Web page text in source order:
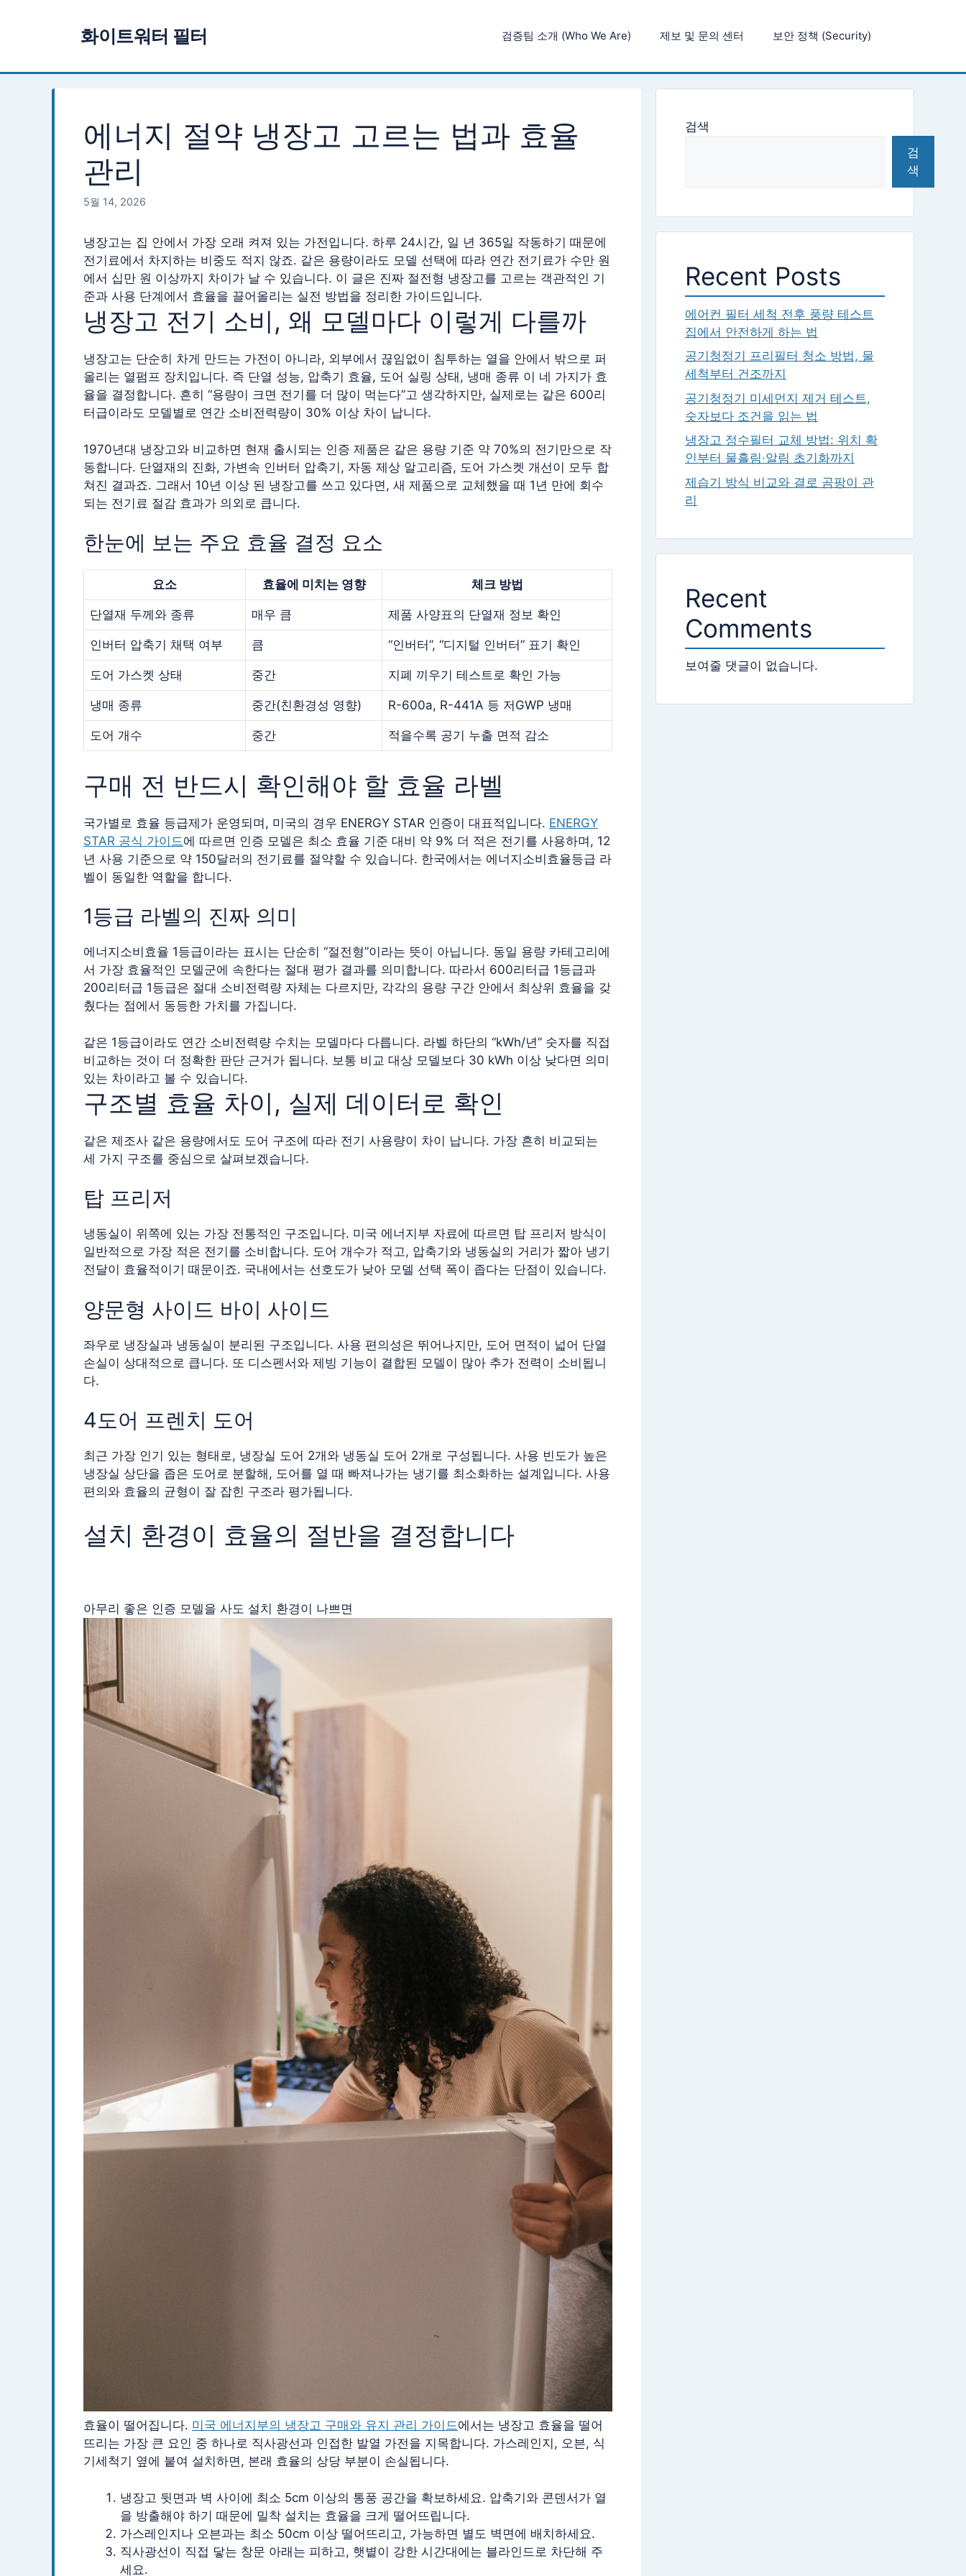
화이트워터 필터 검증팀 소개 (Who We Are) 제보 및 문의 센터 보안 정책 (Security)
에너지 절약 냉장고 고르는 법과 효율
관리
5월 14, 2026
냉장고는 집 안에서 가장 오래 켜져 있는 가전입니다. 하루 24시간, 일 년 365일 작동하기 때문에
전기료에서 차지하는 비중도 적지 않죠. 같은 용량이라도 모델 선택에 따라 연간 전기료가 수만 원
에서 십만 원 이상까지 차이가 날 수 있습니다. 이 글은 진짜 절전형 냉장고를 고르는 객관적인 기
준과 사용 단계에서 효율을 끌어올리는 실전 방법을 정리한 가이드입니다.
냉장고 전기 소비, 왜 모델마다 이렇게 다를까
냉장고는 단순히 차게 만드는 가전이 아니라, 외부에서 끊임없이 침투하는 열을 안에서 밖으로 퍼
올리는 열펌프 장치입니다. 즉 단열 성능, 압축기 효율, 도어 실링 상태, 냉매 종류 이 네 가지가 효
율을 결정합니다. 흔히 “용량이 크면 전기를 더 많이 먹는다”고 생각하지만, 실제로는 같은 600리
터급이라도 모델별로 연간 소비전력량이 30% 이상 차이 납니다.
1970년대 냉장고와 비교하면 현재 출시되는 인증 제품은 같은 용량 기준 약 70%의 전기만으로 작
동합니다. 단열재의 진화, 가변속 인버터 압축기, 자동 제상 알고리즘, 도어 가스켓 개선이 모두 합
쳐진 결과죠. 그래서 10년 이상 된 냉장고를 쓰고 있다면, 새 제품으로 교체했을 때 1년 만에 회수
되는 전기료 절감 효과가 의외로 큽니다.
한눈에 보는 주요 효율 결정 요소
요소 효율에 미치는 영향 체크 방법
단열재 두께와 종류 매우 큼 제품 사양표의 단열재 정보 확인
인버터 압축기 채택 여부 큼 “인버터”, “디지털 인버터” 표기 확인
도어 가스켓 상태 중간 지폐 끼우기 테스트로 확인 가능
냉매 종류 중간(친환경성 영향) R-600a, R-441A 등 저GWP 냉매
도어 개수 중간 적을수록 공기 누출 면적 감소
구매 전 반드시 확인해야 할 효율 라벨
국가별로 효율 등급제가 운영되며, 미국의 경우 ENERGY STAR 인증이 대표적입니다. ENERGY
STAR 공식 가이드에 따르면 인증 모델은 최소 효율 기준 대비 약 9% 더 적은 전기를 사용하며, 12
년 사용 기준으로 약 150달러의 전기료를 절약할 수 있습니다. 한국에서는 에너지소비효율등급 라
벨이 동일한 역할을 합니다.
1등급 라벨의 진짜 의미
에너지소비효율 1등급이라는 표시는 단순히 “절전형”이라는 뜻이 아닙니다. 동일 용량 카테고리에
서 가장 효율적인 모델군에 속한다는 절대 평가 결과를 의미합니다. 따라서 600리터급 1등급과
200리터급 1등급은 절대 소비전력량 자체는 다르지만, 각각의 용량 구간 안에서 최상위 효율을 갖
췄다는 점에서 동등한 가치를 가집니다.
같은 1등급이라도 연간 소비전력량 수치는 모델마다 다릅니다. 라벨 하단의 “kWh/년” 숫자를 직접
비교하는 것이 더 정확한 판단 근거가 됩니다. 보통 비교 대상 모델보다 30 kWh 이상 낮다면 의미
있는 차이라고 볼 수 있습니다.
구조별 효율 차이, 실제 데이터로 확인
같은 제조사 같은 용량에서도 도어 구조에 따라 전기 사용량이 차이 납니다. 가장 흔히 비교되는
세 가지 구조를 중심으로 살펴보겠습니다.
탑 프리저
냉동실이 위쪽에 있는 가장 전통적인 구조입니다. 미국 에너지부 자료에 따르면 탑 프리저 방식이
일반적으로 가장 적은 전기를 소비합니다. 도어 개수가 적고, 압축기와 냉동실의 거리가 짧아 냉기
전달이 효율적이기 때문이죠. 국내에서는 선호도가 낮아 모델 선택 폭이 좁다는 단점이 있습니다.
양문형 사이드 바이 사이드
좌우로 냉장실과 냉동실이 분리된 구조입니다. 사용 편의성은 뛰어나지만, 도어 면적이 넓어 단열
손실이 상대적으로 큽니다. 또 디스펜서와 제빙 기능이 결합된 모델이 많아 추가 전력이 소비됩니
다.
4도어 프렌치 도어
최근 가장 인기 있는 형태로, 냉장실 도어 2개와 냉동실 도어 2개로 구성됩니다. 사용 빈도가 높은
냉장실 상단을 좁은 도어로 분할해, 도어를 열 때 빠져나가는 냉기를 최소화하는 설계입니다. 사용
편의와 효율의 균형이 잘 잡힌 구조라 평가됩니다.
설치 환경이 효율의 절반을 결정합니다
아무리 좋은 인증 모델을 사도 설치 환경이 나쁘면
효율이 떨어집니다. 미국 에너지부의 냉장고 구매와 유지 관리 가이드에서는 냉장고 효율을 떨어
뜨리는 가장 큰 요인 중 하나로 직사광선과 인접한 발열 가전을 지목합니다. 가스레인지, 오븐, 식
기세척기 옆에 붙여 설치하면, 본래 효율의 상당 부분이 손실됩니다.
냉장고 뒷면과 벽 사이에 최소 5cm 이상의 통풍 공간을 확보하세요. 압축기와 콘덴서가 열
을 방출해야 하기 때문에 밀착 설치는 효율을 크게 떨어뜨립니다.
가스레인지나 오븐과는 최소 50cm 이상 떨어뜨리고, 가능하면 별도 벽면에 배치하세요.
직사광선이 직접 닿는 창문 아래는 피하고, 햇볕이 강한 시간대에는 블라인드로 차단해 주
세요.
검색
검
색
Recent Posts
에어컨 필터 세척 전후 풍량 테스트
집에서 안전하게 하는 법
공기청정기 프리필터 청소 방법, 물
세척부터 건조까지
공기청정기 미세먼지 제거 테스트,
숫자보다 조건을 읽는 법
냉장고 정수필터 교체 방법: 위치 확
인부터 물흘림·알림 초기화까지
제습기 방식 비교와 결로 곰팡이 관
리
Recent
Comments
보여줄 댓글이 없습니다.